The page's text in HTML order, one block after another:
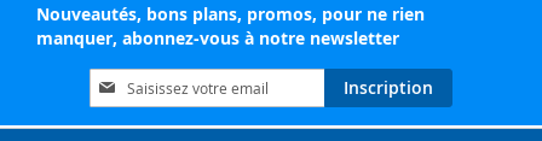
Nouveautés, bons plans, promos, pour ne rien
manquer, abonnez-vous à notre newsletter
Inscription
à
notre
Inscription